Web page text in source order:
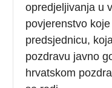
opredjeljivanja u
povjerenstvo
predsjednicu,
pozdravu javno
hrvatskom